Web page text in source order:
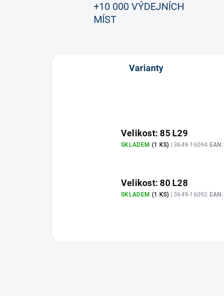
+10 000 VÝDEJNÍCH
MÍST
Varianty
Velikost: 85 L29
SKLADEM (1 KS) | 3649-16094 EAN:
Velikost: 80 L28
SKLADEM (1 KS) | 3649-16092 EAN: